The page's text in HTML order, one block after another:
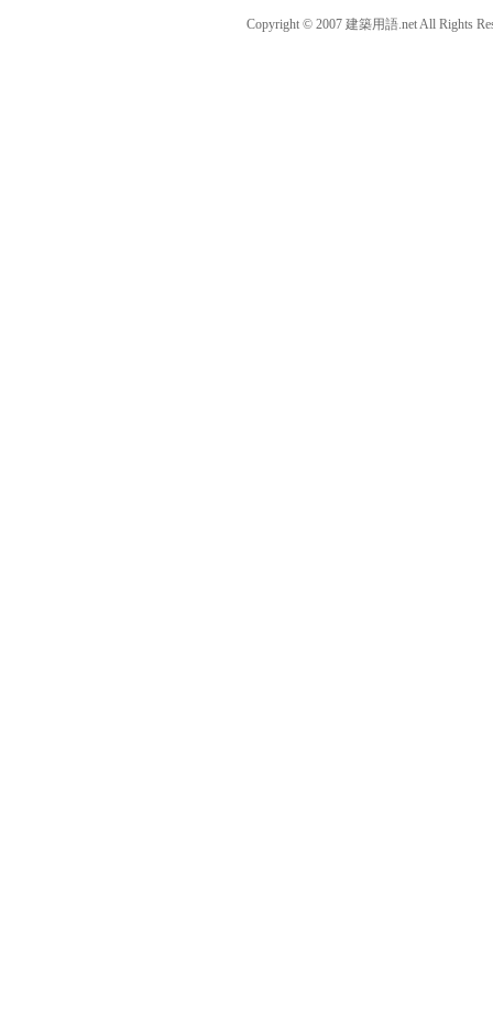
Copyright © 2007 建築用語.net All Rights